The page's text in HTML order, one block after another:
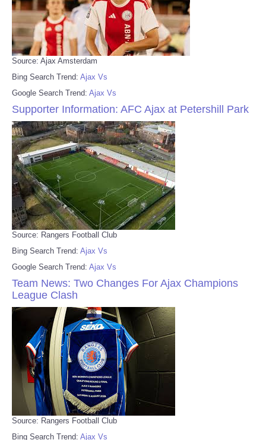
Source: Ajax Amsterdam
Bing Search Trend: Ajax Vs
Google Search Trend: Ajax Vs
Supporter Information: AFC Ajax at Petershill Park
Source: Rangers Football Club
Bing Search Trend: Ajax Vs
Google Search Trend: Ajax Vs
Team News: Two Changes For Ajax Champions
League Clash
Source: Rangers Football Club
Bing Search Trend: Ajax Vs